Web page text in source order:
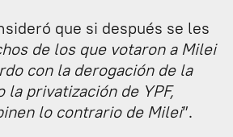
que si después se les
de los que votaron a Milei
con la derogación de la
la privatización de YPF,
lo contrario de Milei”.